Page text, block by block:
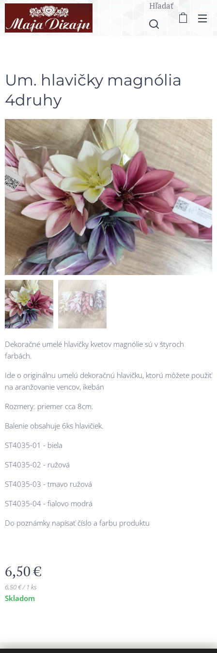
Hľadať
Um. hlavičky magnólia
4druhy
Dekoračné umelé hlavičky kvetov magnólie sú v štyroch
farbách.
Ide o originálnu umelú dekoračnú hlavičku, ktorú môžete použiť
na aranžovanie vencov, ikebán
Rozmery: priemer cca 8cm.
Balenie obsahuje 6ks hlavičiek.
ST4035-01 - biela
ST4035-02 - ružová
ST4035-03 - tmavo ružová
ST4035-04 - fialovo modrá
Do poznámky napísať číslo a farbu produktu
6,50€
6,50 € / 1 ks
Skladom